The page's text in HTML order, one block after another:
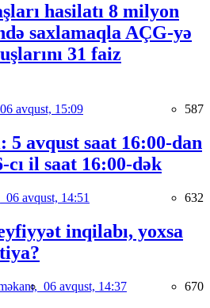
hasilatı 8 milyon
saxlamaqla AÇG-yə
31 faiz
06 avqust, 15:09 587
5 avqust saat 16:00-dan
cı il saat 16:00-dək
06 avqust, 14:51 632
inqilabı, yoxsa
06 avqust, 14:37 670